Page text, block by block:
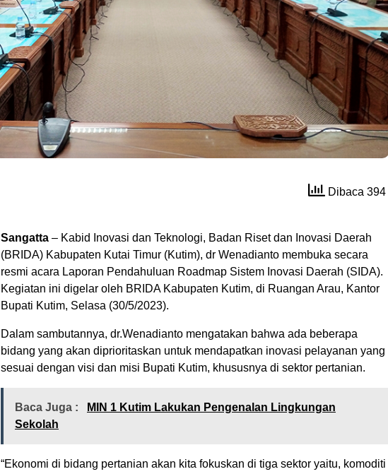
Dibaca 394
Sangatta – Kabid Inovasi dan Teknologi, Badan Riset dan Inovasi Daerah
(BRIDA) Kabupaten Kutai Timur (Kutim), dr Wenadianto membuka secara
resmi acara Laporan Pendahuluan Roadmap Sistem Inovasi Daerah (SIDA).
Kegiatan ini digelar oleh BRIDA Kabupaten Kutim, di Ruangan Arau, Kantor
Bupati Kutim, Selasa (30/5/2023).
Dalam sambutannya, dr.Wenadianto mengatakan bahwa ada beberapa
bidang yang akan diprioritaskan untuk mendapatkan inovasi pelayanan yang
sesuai dengan visi dan misi Bupati Kutim, khususnya di sektor pertanian.
Baca Juga :
MIN 1 Kutim Lakukan Pengenalan Lingkungan
Sekolah
“Ekonomi di bidang pertanian akan kita fokuskan di tiga sektor yaitu, komoditi